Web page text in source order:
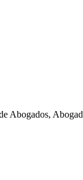
Abogados,